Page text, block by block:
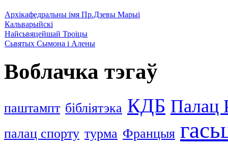
Архікафедральны імя Пр.Дзевы Марыі
Кальварыйскі
Найсьвяцейшай Троіцы
Сьвятых Сымона і Алены
Воблачка тэгаў
паштампт бібліятэка КДБ Палац
палац спорту турма Францыя